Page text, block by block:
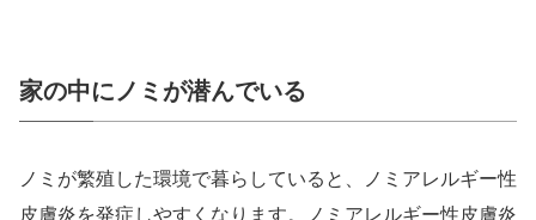
家の中にノミが潜んでいる
ノミが繁殖した環境で暮らしていると、ノミアレルギー性
皮膚炎を発症しやすくなります。ノミアレルギー性皮膚炎